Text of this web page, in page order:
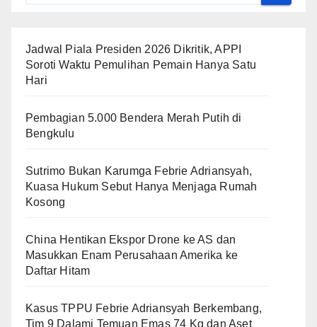
Jadwal Piala Presiden 2026 Dikritik, APPI
Soroti Waktu Pemulihan Pemain Hanya Satu
Hari
Pembagian 5.000 Bendera Merah Putih di
Bengkulu
Sutrimo Bukan Karumga Febrie Adriansyah,
Kuasa Hukum Sebut Hanya Menjaga Rumah
Kosong
China Hentikan Ekspor Drone ke AS dan
Masukkan Enam Perusahaan Amerika ke
Daftar Hitam
Kasus TPPU Febrie Adriansyah Berkembang,
Tim 9 Dalami Temuan Emas 74 Kg dan Aset